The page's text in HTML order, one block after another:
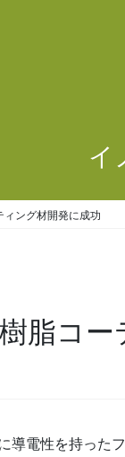
イ
ィング材開発に成功
脂コ
電性を持った